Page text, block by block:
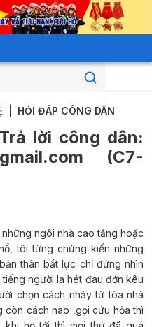
HỎI ĐÁP CÔNG DÂN
Trả lời công dân:
(C7-
ngôi nhà cao tầng hoặc
tôi từng chứng kiến những
thân bất lực chỉ đứng nhìn
người la hét đau đớn kêu
chọn cách nhảy từ tòa nhà
cách nào ,gọi cứu hỏa thì